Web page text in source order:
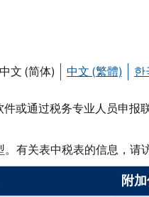
中文 (简体) 中文 (繁體) 한
件或通过税务专业人员申报
有关表中税表的信息，请
附